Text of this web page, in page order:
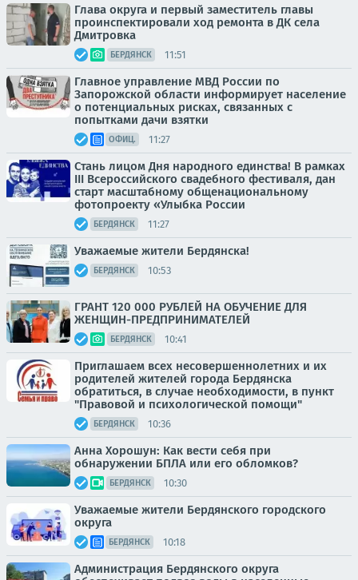
Глава округа и первый заместитель главы
проинспектировали ход ремонта в ДК села
Дмитровка
БЕРДЯНСК 11:51
Главное управление МВД России по
Запорожской области информирует население
о потенциальных рисках, связанных с
попытками дачи взятки
ОФИЦ. 11:27
Стань лицом Дня народного единства! В рамках
III Всероссийского свадебного фестиваля, дан
старт масштабному общенациональному
фотопроекту «Улыбка России
БЕРДЯНСК 11:27
Уважаемые жители Бердянска!
БЕРДЯНСК 10:53
ГРАНТ 120 000 РУБЛЕЙ НА ОБУЧЕНИЕ ДЛЯ
ЖЕНЩИН-ПРЕДПРИНИМАТЕЛЕЙ
БЕРДЯНСК 10:41
Приглашаем всех несовершеннолетних и их
родителей жителей города Бердянска
обратиться, в случае необходимости, в пункт
"Правовой и психологической помощи"
БЕРДЯНСК 10:36
Анна Хорошун: Как вести себя при
обнаружении БПЛА или его обломков?
БЕРДЯНСК 10:30
Уважаемые жители Бердянского городского
округа
БЕРДЯНСК 10:18
Администрация Бердянского округа